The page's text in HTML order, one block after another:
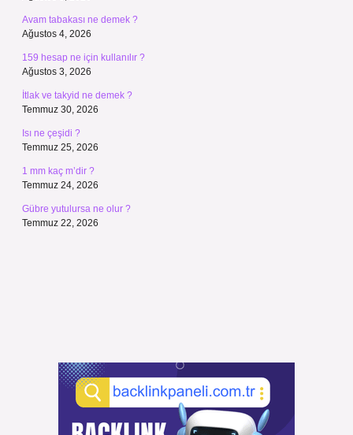
Avam tabakası ne demek ?
Ağustos 4, 2026
159 hesap ne için kullanılır ?
Ağustos 3, 2026
İtlak ve takyid ne demek ?
Temmuz 30, 2026
Isı ne çeşidi ?
Temmuz 25, 2026
1 mm kaç m’dir ?
Temmuz 24, 2026
Gübre yutulursa ne olur ?
Temmuz 22, 2026